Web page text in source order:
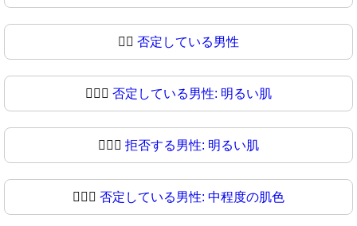
🙎‍♂ 否定している男性
🙎🏻‍♂️ 否定している男性: 明るい肌
🙎🏻‍♂ 拒否する男性: 明るい肌
🙎🏼‍♂️ 否定している男性: 中程度の肌色